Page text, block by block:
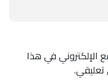
الإلكتروني في هذا
تعليقي.